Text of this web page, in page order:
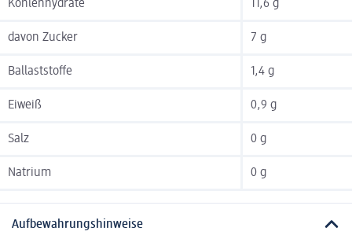
Kohlenhydrate 11,6 g
davon Zucker 7 g
Ballaststoffe 1,4 g
Eiweiß 0,9 g
Salz 0 g
Natrium 0 g
Aufbewahrungshinweise